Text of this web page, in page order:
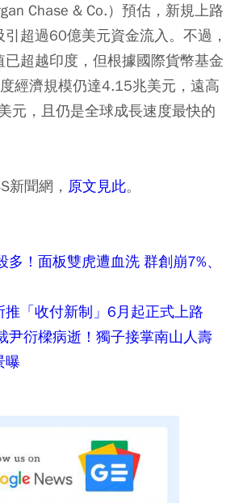
Chase & Co.）預估，新規上路
超過60億美元資金流入。不過，
超越印度，但根據國際貨幣基金
度經濟規模仍達4.15兆美元，遠高
元，且仍是全球成長速度最快的
新聞網， 原文見此。
！面板雙虎遭血洗 群創崩7%、
推「收付新制」6月起正式上路
尹衍樑病逝！獨子接掌南山人壽
曝